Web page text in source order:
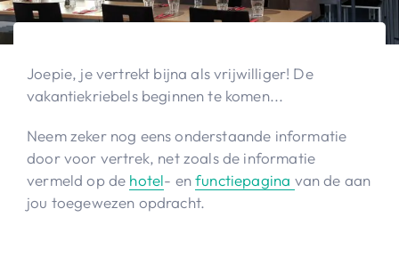
Joepie, je vertrekt bijna als vrijwilliger! De
vakantiekriebels beginnen te komen...
Neem zeker nog eens onderstaande informatie
door voor vertrek, net zoals de informatie
vermeld op de hotel- enfunctiepagina van de aan
jou toegewezen opdracht.